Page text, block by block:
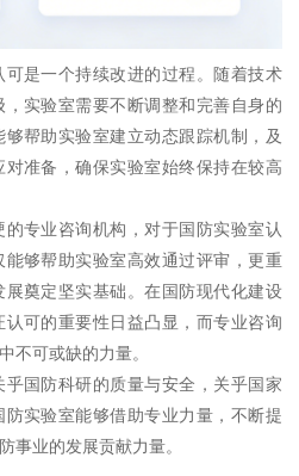
是一个持续改进的过程。随着技术
实验室需要不断调整和完善自身的
帮助实验室建立动态跟踪机制，及
准备，确保实验室始终保持在较高
专业咨询机构，对于国防实验室认
够帮助实验室高效通过评审，更重
奠定坚实基础。在国防现代化建设
可的重要性日益凸显，而专业咨询
不可或缺的力量。
国防科研的质量与安全，关乎国家
实验室能够借助专业力量，不断提
事业的发展贡献力量。